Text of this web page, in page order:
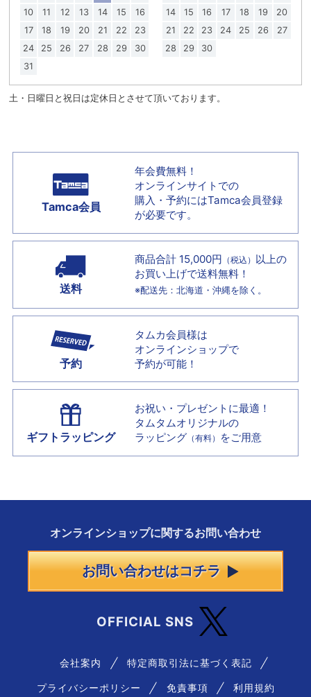
10
11 12 13 14 15
16
17
18 19 20 21 22
23
24
25 26 27 28 29
30
31
14
15 16 17 18 19
20
21
22 23 24 25 26
27
28
29 30
土・日曜日と祝日は定休日とさせて頂いております。
Tamca会員
年会費無料！
オンラインサイトでの
購入・予約にはTamca会員登録
が必要です。
送料
商品合計 15,000円 （税込） 以上の
お買い上げで送料無料！
※配送先：北海道・沖縄を除く。
予約
タムカ会員様は
オンラインショップで
予約が可能！
ギフトラッピング
お祝い・プレゼントに最適！
タムタムオリジナルの
ラッピング （有料） をご用意
オンラインショップに関するお問い合わせ
お問い合わせはコチラ
OFFICIAL SNS
会社案内 特定商取引法に基づく表記
プライバシーポリシー 免責事項 利用規約